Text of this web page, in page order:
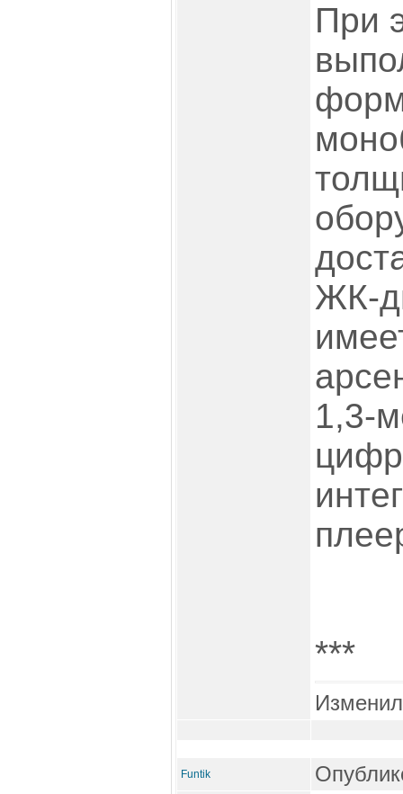
При
ЖК-
1,3-
***
Funtik